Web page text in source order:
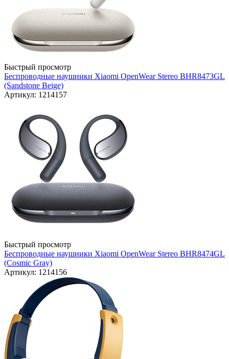
Быстрый просмотр
Беспроводные наушники Xiaomi OpenWear Stereo BHR8473GL
(Sandstone Beige)
Артикул: 1214157
Быстрый просмотр
Беспроводные наушники Xiaomi OpenWear Stereo BHR8474GL
(Cosmic Gray)
Артикул: 1214156